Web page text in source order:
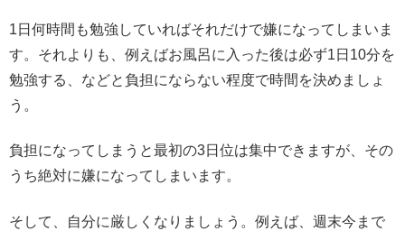
1日何時間も勉強していればそれだけで嫌になってしまいま
す。それよりも、例えばお風呂に入った後は必ず1日10分を
勉強する、などと負担にならない程度で時間を決めましょ
う。
負担になってしまうと最初の3日位は集中できますが、その
うち絶対に嫌になってしまいます。
そして、自分に厳しくなりましょう。例えば、週末今まで